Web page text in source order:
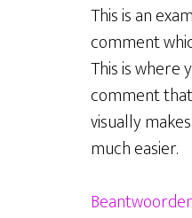
This is an
comment
This is where
comment
visually
much easier.